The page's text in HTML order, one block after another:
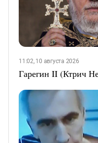
11:02, 10 августа 2026
Гарегин II (Ктрич